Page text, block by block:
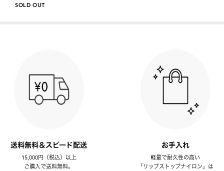
SOLD OUT
送料無料＆スピード配送
15,000円（税込）以上
ご購入で送料無料。
お手入れ
軽量で耐久性の高い
「リップストップナイロン」は